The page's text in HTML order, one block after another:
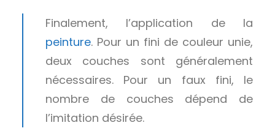
Finalement, l’application de la
peinture. Pour un fini de couleur unie,
deux couches sont généralement
nécessaires. Pour un faux fini, le
nombre de couches dépend de
l’imitation désirée.